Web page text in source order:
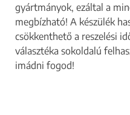
gyártmányok, ezáltal a
megbízható! A készülék
csökkenthető a reszelési
választéka sokoldalú
imádni fogod!